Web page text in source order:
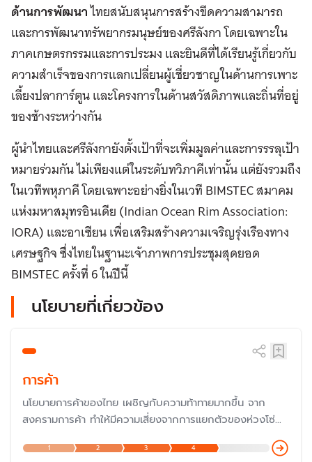
ด้านการพัฒนาไทยสนับสนุนการสร้างขีดความสามารถ
และการพัฒนาทรัพยากรมนุษย์ของศรีลังกา โดยเฉพาะใน
ภาคเกษตรกรรมและการประมง และยินดีที่ได้เรียนรู้เกี่ยวกับ
ความสำเร็จของการแลกเปลี่ยนผู้เชี่ยวชาญในด้านการเพาะ
เลี้ยงปลาการ์ตูน และโครงการในด้านสวัสดิภาพและถิ่นที่อยู่
ของช้างระหว่างกัน
ผู้นำไทยและศรีลังกายังตั้งเป้าที่จะเพิ่มมูลค่าและการรรลุเป้า
หมายร่วมกัน ไม่เพียงแต่ในระดับทวิภาคีเท่านั้น แต่ยังรวมถึง
ในเวทีพหุภาคี โดยเฉพาะอย่างยิ่งในเวที BIMSTEC สมาคม
แห่งมหาสมุทรอินเดีย (Indian Ocean Rim Association:
IORA) และอาเซียน เพื่อเสริมสร้างความเจริญรุ่งเรืองทาง
เศรษฐกิจ ซึ่งไทยในฐานะเจ้าภาพการประชุมสุดยอด
BIMSTEC ครั้งที่ 6 ในปีนี้
นโยบายที่เกี่ยวข้อง
การค้า
นโยบายการค้าของไทย เผชิญกับความท้าทายมากขึ้น จาก
สงครามการค้า ทำให้มีความเสี่ยงจากการแยกตัวของห่วงโซ่
อุปทานโลก ซึ่งทำให้ไทยต้องดำเนินนโยบายเป็นกลางและประสาน
ผลประโยชน์ระหว่างประเทศให้เหมาะสม
1 2 3 4